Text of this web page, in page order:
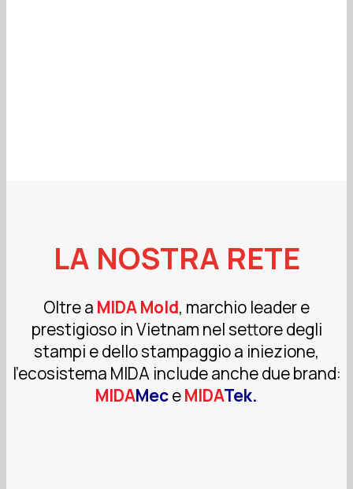
LA NOSTRA RETE
Oltre a MIDA Mold, marchio leader e
prestigioso in Vietnam nel settore degli
stampi e dello stampaggio a iniezione,
l’ecosistema MIDA include anche due brand:
MIDAMeceMIDATek.